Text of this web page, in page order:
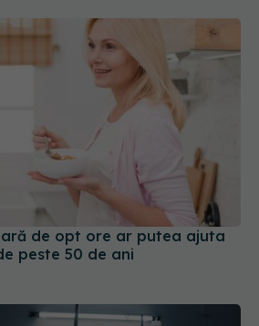
de opt ore ar putea ajuta
peste 50 de ani